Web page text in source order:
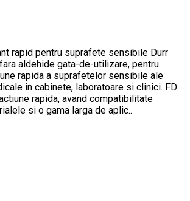
rapid pentru suprafete sensibile Durr
aldehide gata-de-utilizare, pentru
rapida a suprafetelor sensibile ale
in cabinete, laboratoare si clinici. FD
rapida, avand compatibilitate
si o gama larga de aplic..